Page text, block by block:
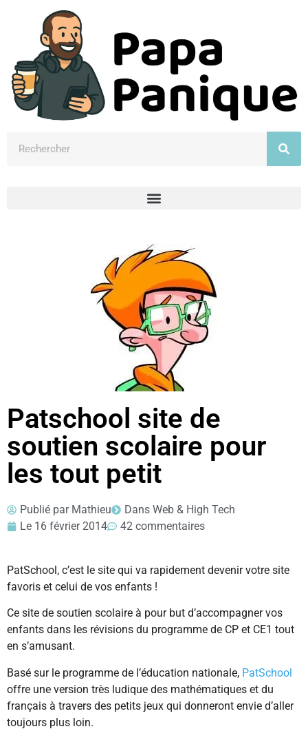
Patschool site de
soutien scolaire pour
les tout petit
Publié parMathieu Dans Web & High Tech
Le 16 février 2014 42 commentaires
PatSchool, c’est le site qui va rapidement devenir votre site
favoris et celui de vos enfants !
Ce site de soutien scolaire à pour but d’accompagner vos
enfants dans les révisions du programme de CP et CE1 tout
en s’amusant.
Basé sur le programme de l’éducation nationale, PatSchool
offre une version très ludique des mathématiques et du
français à travers des petits jeux qui donneront envie d’aller
toujours plus loin.